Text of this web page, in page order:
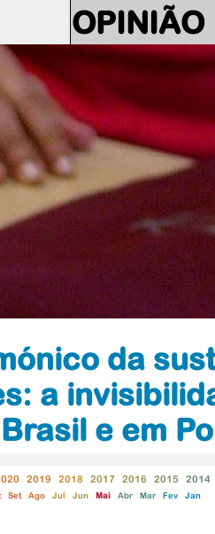
OPINIÃO
da
a
e em
2019 2018 2017 2016 2015 2014
Set Ago Jul Jun Mai Abr Mar Fev Jan